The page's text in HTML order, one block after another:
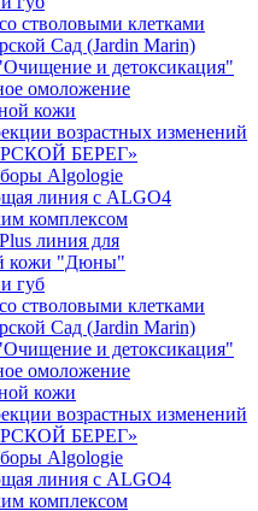
стволовыми клетками
Сад (Jardin Marin)
и детоксикация"
омоложение
кожи
возрастных изменений
БЕРЕГ»
Algologie
линия с ALGO4
комплексом
линия для
кожи "Дюны"
губ
стволовыми клетками
Сад (Jardin Marin)
и детоксикация"
омоложение
кожи
возрастных изменений
БЕРЕГ»
Algologie
линия с ALGO4
комплексом